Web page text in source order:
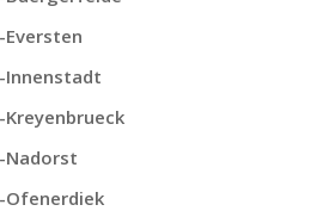
Innenstadt
Nadorst
Ofenerdiek